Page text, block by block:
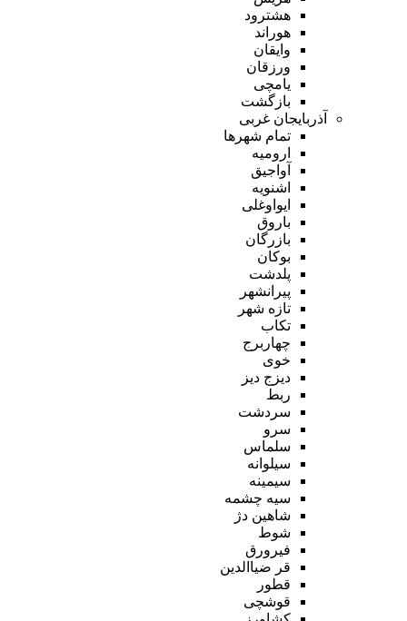
هشترود
هوراند
وایقان
ورزقان
یامچی
بازگشت
آذربایجان غربی
تمام شهر‌ها
ارومیه
آواجیق
اشنویه
ایواوغلی
باروق
بازرگان
بوکان
پلدشت
پیرانشهر
تازه شهر
تکاب
چهاربرج
خوی
دیزج دیز
ربط
سردشت
سرو
سلماس
سیلوانه
سیمینه
سیه چشمه
شاهین دژ
شوط
فیرورق
قر ضیاالدین
قطور
قوشچی